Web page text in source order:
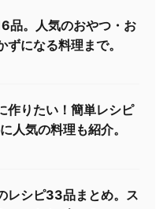
品。人気のおやつ・お
ずになる料理まで。
作りたい！簡単レシピ
人気の料理も紹介。
レシピ33品まとめ。ス